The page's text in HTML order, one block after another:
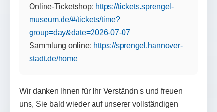
Online-Ticketshop: https://tickets.sprengel-
museum.de/#/tickets/time?
group=day&date=2026-07-07
Sammlung online: https://sprengel.hannover-
stadt.de/home
Wir danken Ihnen für Ihr Verständnis und freuen
uns, Sie bald wieder auf unserer vollständigen